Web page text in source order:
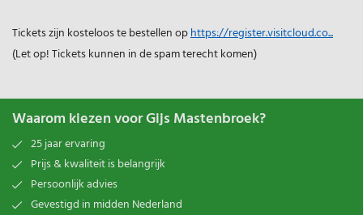
Tickets zijn kosteloos te bestellen ophttps://register.visitcloud.co...
(Let op! Tickets kunnen in de spam terecht komen)
Waarom kiezen voor Gijs Mastenbroek?
25 jaar ervaring
Prijs & kwaliteit is belangrijk
Persoonlijk advies
Gevestigd in midden Nederland